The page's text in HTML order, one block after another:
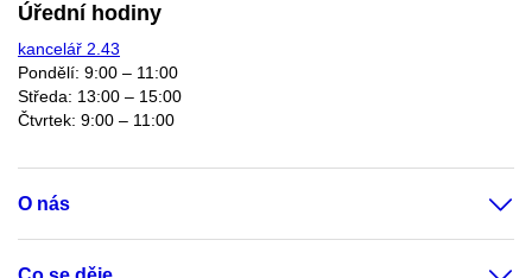
Úřední hodiny
kancelář 2.43
Pondělí: 9:00 – 11:00
Středa: 13:00 – 15:00
Čtvrtek: 9:00 – 11:00
O nás